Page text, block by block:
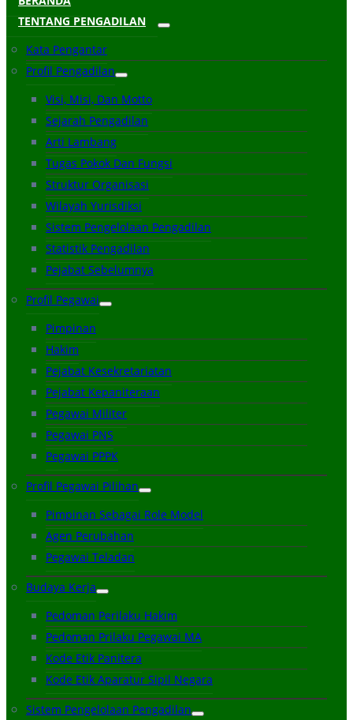
TENTANG PENGADILAN
Kata Pengantar
Profil Pengadilan
Visi, Misi, Dan Motto
Sejarah Pengadilan
Arti Lambang
Tugas Pokok Dan Fungsi
Struktur Organisasi
Wilayah Yurisdiksi
Sistem Pengelolaan Pengadilan
Statistik Pengadilan
Pejabat Sebelumnya
Profil Pegawai
Pimpinan
Hakim
Pejabat Kesekretariatan
Pejabat Kepaniteraan
Pegawai Militer
Pegawai PNS
Pegawai PPPK
Profil Pegawai Pilihan
Pimpinan Sebagai Role Model
Agen Perubahan
Pegawai Teladan
Budaya Kerja
Pedoman Perilaku Hakim
Pedoman Prilaku Pegawai MA
Kode Etik Panitera
Kode Etik Aparatur Sipil Negara
Sistem Pengelolaan Pengadilan